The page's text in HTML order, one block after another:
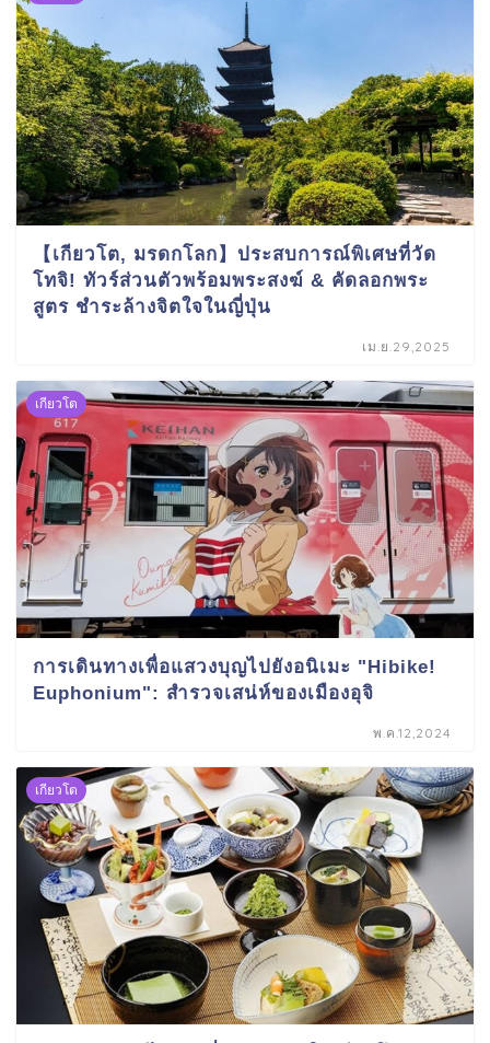
【เกียวโต, มรดกโลก】ประสบการณ์พิเศษที่วัด
โทจิ! ทัวร์ส่วนตัวพร้อมพระสงฆ์ & คัดลอกพระ
สูตร ชำระล้างจิตใจในญี่ปุ่น
เม.ย.29,2025
เกียวโต
การเดินทางเพื่อแสวงบุญไปยังอนิเมะ "Hibike!
Euphonium": สำรวจเสน่ห์ของเมืองอุจิ
พ.ค.12,2024
เกียวโต